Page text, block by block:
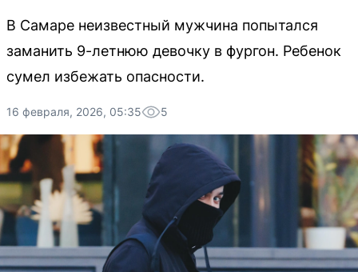
В Самаре неизвестный мужчина попытался
заманить 9-летнюю девочку в фургон. Ребенок
сумел избежать опасности.
16 февраля, 2026, 05:35 5